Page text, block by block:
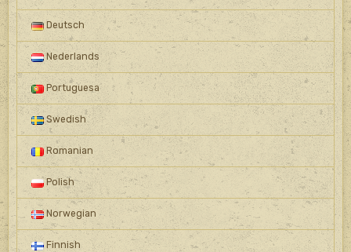
Deutsch
Nederlands
Portuguesa
Swedish
Romanian
Polish
Norwegian
Finnish